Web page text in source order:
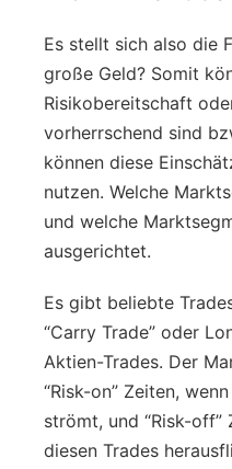
Es stellt sich also die
große Geld? Somit
Risikobereitschaft
vorherrschend sind
können diese
nutzen. Welche
und welche
ausgerichtet.
Es gibt beliebte
“Carry Trade” oder
Aktien-Trades. Der
“Risk-on” Zeiten,
strömt, und “Risk-off”
diesen Trades